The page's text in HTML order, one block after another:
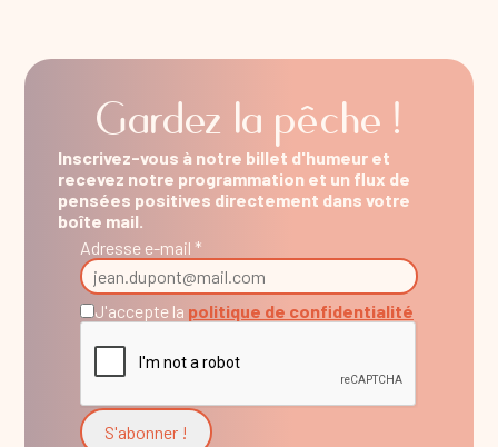
Gardez la pêche !
Inscrivez-vous à notre billet d'humeur et
recevez notre programmation et un flux de
pensées positives directement dans votre
boîte mail.
Adresse e-mail *
J'accepte la politique de confidentialité